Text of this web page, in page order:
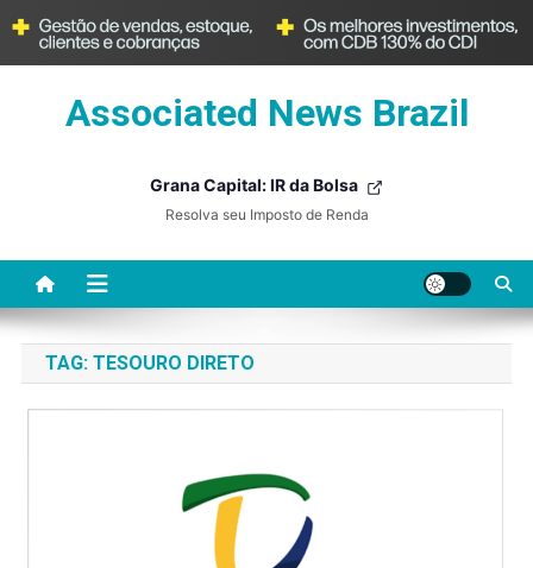
Associated News Brazil
Grana Capital: IR da Bolsa
Resolva seu Imposto de Renda
TAG: TESOURO DIRETO